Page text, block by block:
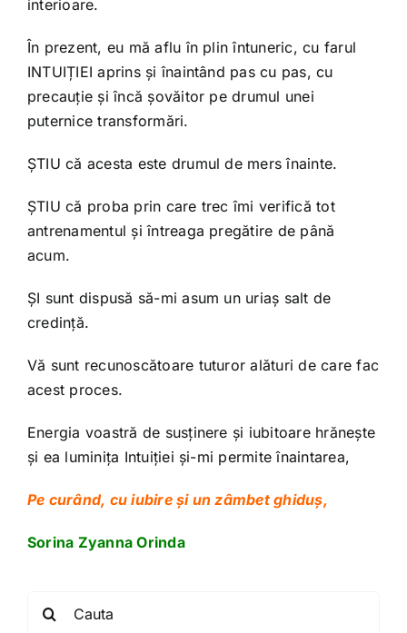
interioare.
În prezent, eu mă aflu în plin întuneric, cu farul
INTUIȚIEI aprins și înaintând pas cu pas, cu
precauție și încă șovăitor pe drumul unei
puternice transformări.
ȘTIU că acesta este drumul de mers înainte.
ȘTIU că proba prin care trec îmi verifică tot
antrenamentul și întreaga pregătire de până
acum.
ȘI sunt dispusă să-mi asum un uriaș salt de
credință.
Vă sunt recunoscătoare tuturor alături de care fac
acest proces.
Energia voastră de susținere și iubitoare hrănește
și ea luminița Intuiției și-mi permite înaintarea,
Pe curând, cu iubire și un zâmbet ghiduș,
Sorina Zyanna Orinda